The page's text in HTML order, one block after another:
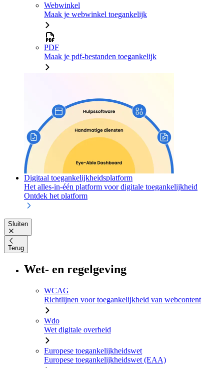
Webwinkel
Maak je webwinkel toegankelijk
PDF
Maak je pdf-bestanden toegankelijk
Digitaal toegankelijkheidsplatform
Het alles-in-één platform voor digitale toegankelijkheid
Ontdek het platform
Sluiten
Terug
Wet- en regelgeving
WCAG
Richtlijnen voor toegankelijkheid van webcontent
Wdo
Wet digitale overheid
Europese toegankelijkheidswet
Europese toegankelijkheidswet (EAA)